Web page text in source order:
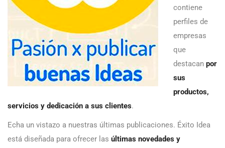
contiene
perfiles de
empresas
que
destacan por
sus
productos,
servicios y dedicación a sus clientes.
Echa un vistazo a nuestras últimas publicaciones. Éxito Idea
está diseñada para ofrecer las últimas novedades y